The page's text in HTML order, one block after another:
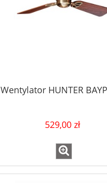
Wentylator HUNTER
529,00 zł